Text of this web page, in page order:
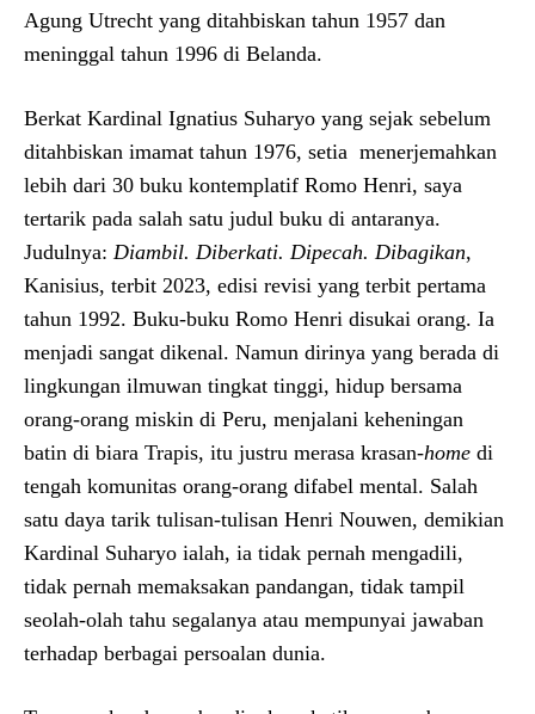
Agung Utrecht yang ditahbiskan tahun 1957 dan
meninggal tahun 1996 di Belanda.
Berkat Kardinal Ignatius Suharyo yang sejak sebelum
ditahbiskan imamat tahun 1976, setia menerjemahkan
lebih dari 30 buku kontemplatif Romo Henri, saya
tertarik pada salah satu judul buku di antaranya.
Judulnya: Diambil. Diberkati. Dipecah. Dibagikan,
Kanisius, terbit 2023, edisi revisi yang terbit pertama
tahun 1992. Buku-buku Romo Henri disukai orang. Ia
menjadi sangat dikenal. Namun dirinya yang berada di
lingkungan ilmuwan tingkat tinggi, hidup bersama
orang-orang miskin di Peru, menjalani keheningan
batin di biara Trapis, itu justru merasa krasan-home di
tengah komunitas orang-orang difabel mental. Salah
satu daya tarik tulisan-tulisan Henri Nouwen, demikian
Kardinal Suharyo ialah, ia tidak pernah mengadili,
tidak pernah memaksakan pandangan, tidak tampil
seolah-olah tahu segalanya atau mempunyai jawaban
terhadap berbagai persoalan dunia.